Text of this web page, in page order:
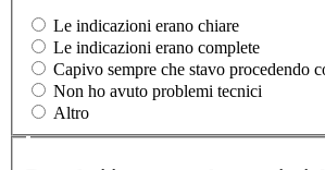
Le indicazioni erano chiare
Le indicazioni erano complete
Capivo sempre che stavo procedendo
Non ho avuto problemi tecnici
Altro